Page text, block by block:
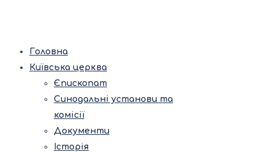
Головна
Київська церква
Єпископат
Синодальні установи та
комісії
Документи
Історія